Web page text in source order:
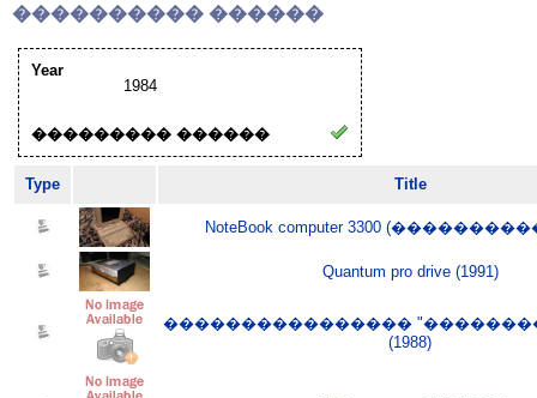
���������� ������
Year
1984
��������� ������
Type Title
NoteBook computer 3300
Quantum pro drive (1991)
����������������
(1988)